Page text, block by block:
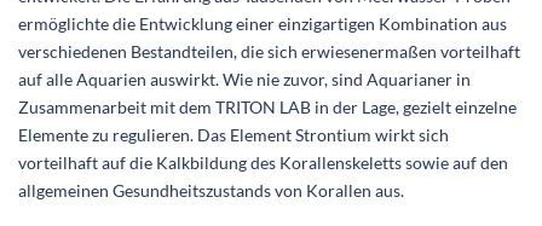
ermöglichte die Entwicklung einer einzigartigen Kombination aus
verschiedenen Bestandteilen, die sich erwiesenermaßen vorteilhaft
auf alle Aquarien auswirkt. Wie nie zuvor, sind Aquarianer in
Zusammenarbeit mit dem TRITON LAB in der Lage, gezielt einzelne
Elemente zu regulieren. Das Element Strontium wirkt sich
vorteilhaft auf die Kalkbildung des Korallenskeletts sowie auf den
allgemeinen Gesundheitszustands von Korallen aus.